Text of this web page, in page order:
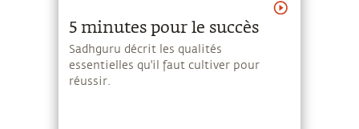
5 minutes pour le succès
Sadhguru décrit les qualités
essentielles qu'il faut cultiver pour
réussir.